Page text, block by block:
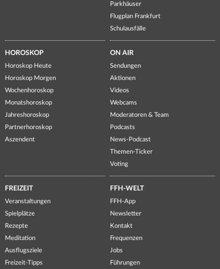
Parkhäuser
Flugplan Frankfurt
Schulausfälle
HOROSKOP
Horoskop Heute
Horoskop Morgen
Wochenhoroskop
Monatshoroskop
Jahreshoroskop
Partnerhoroskop
Aszendent
ON AIR
Sendungen
Aktionen
Videos
Webcams
Moderatoren & Team
Podcasts
News-Podcast
Themen-Ticker
Voting
FREIZEIT
Veranstaltungen
Spielplätze
Rezepte
Meditation
Ausflugsziele
Freizeit-Tipps
FFH-WELT
FFH-App
Newsletter
Kontakt
Frequenzen
Jobs
Führungen